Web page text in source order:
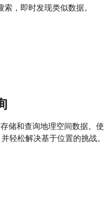
，即时发现类似数据。
储和查询地理空间数据。使
轻松解决基于位置的挑战。